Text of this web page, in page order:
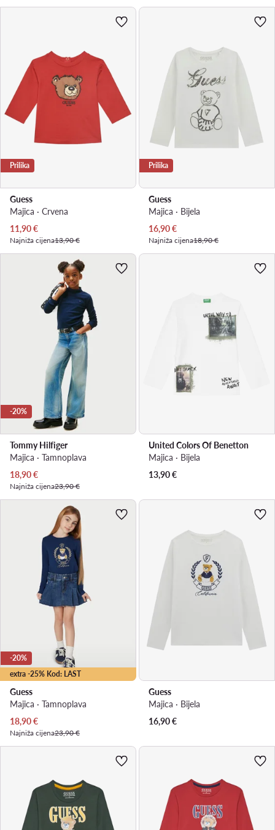
Prilika
Guess
Majica · Crvena
Trenutna cijena
11,90€
Najniža cijena13,90 €
Prilika
Guess
Majica · Bijela
Trenutna cijena
16,90€
Najniža cijena18,90 €
-20%
Tommy Hilfiger
Majica · Tamnoplava
Trenutna cijena
18,90€
Najniža cijena23,90 €
United Colors Of Benetton
Majica · Bijela
13,90€
extra -25% Kod: LAST
-20%
Guess
Majica · Tamnoplava
Trenutna cijena
18,90€
Najniža cijena23,90 €
Guess
Majica · Bijela
16,90€